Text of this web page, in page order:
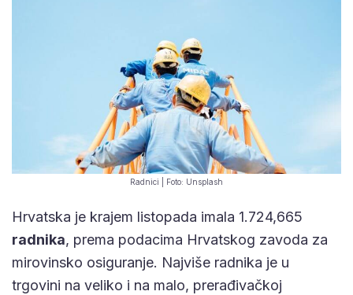
Radnici | Foto: Unsplash
Hrvatska je krajem listopada imala 1.724,665
radnika, prema podacima Hrvatskog zavoda za
mirovinsko osiguranje. Najviše radnika je u
trgovini na veliko i na malo, prerađivačkoj